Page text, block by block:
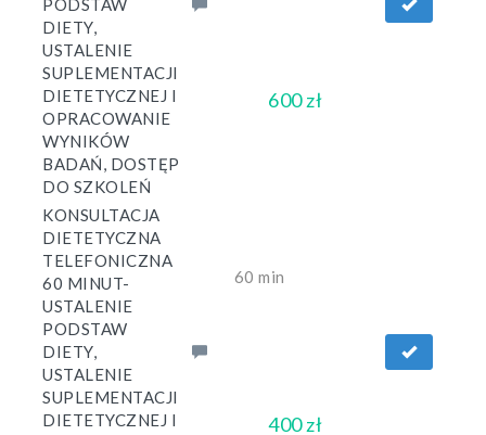
PODSTAW
DIETY,
USTALENIE
SUPLEMENTACJI
DIETETYCZNEJ I
OPRACOWANIE
WYNIKÓW
BADAŃ, DOSTĘP
DO SZKOLEŃ
600 zł
KONSULTACJA
DIETETYCZNA
TELEFONICZNA
60 MINUT-
USTALENIE
PODSTAW
DIETY,
USTALENIE
SUPLEMENTACJI
DIETETYCZNEJ I
60 min
400 zł